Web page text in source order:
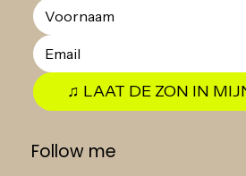
♫ LAAT DE ZON IN
Follow me